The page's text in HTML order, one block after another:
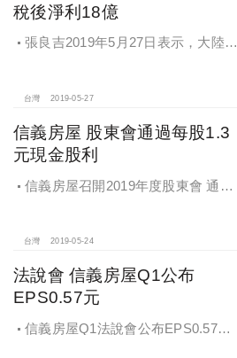
稅後淨利18億
張良吉2019年5月27日表示，大陸建
台灣 2019-05-27
信義房屋 股東會通過每股1.3
元現金股利
信義房屋召開2019年度股東會 通過
台灣 2019-05-24
法說會 信義房屋Q1公布
EPS0.57元
信義房屋Q1法說會公布EPS0.57